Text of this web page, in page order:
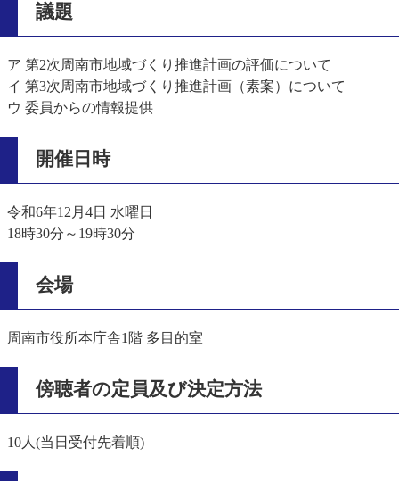
議題
ア 第2次周南市地域づくり推進計画の評価について
イ 第3次周南市地域づくり推進計画（素案）について
ウ 委員からの情報提供
開催日時
令和6年12月4日 水曜日
18時30分～19時30分
会場
周南市役所本庁舎1階 多目的室
傍聴者の定員及び決定方法
10人(当日受付先着順)